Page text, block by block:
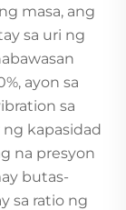
masa, ang
sa uri ng
ayon sa
sa
kapasidad
na presyon
butas-
sa ratio ng